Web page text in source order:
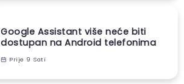
Google Assistant više neće biti
dostupan na Android telefonima
Prije 9 Sati